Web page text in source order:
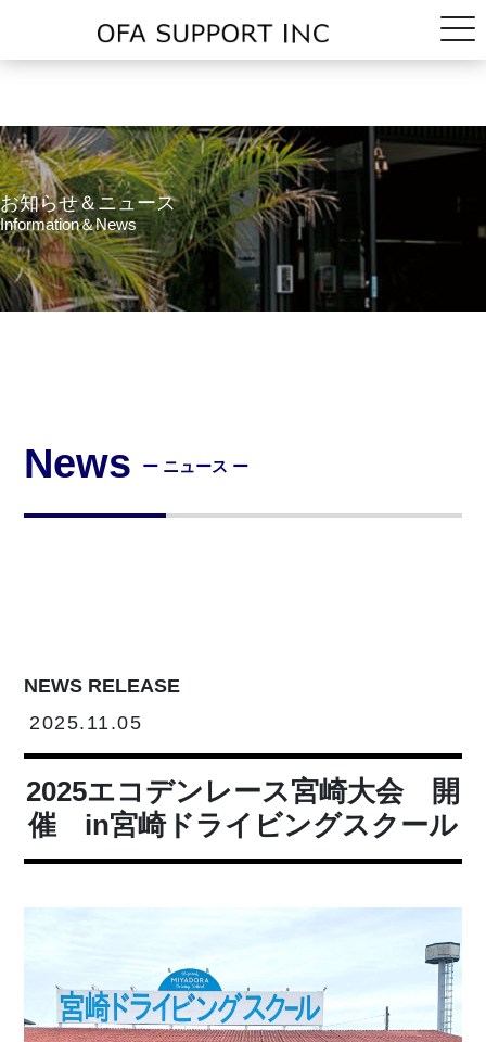
お知らせ＆ニュース
Information＆News
News ー ニュース ー
NEWS RELEASE
2025.11.05
2025エコデンレース宮崎大会 開
催 in宮崎ドライビングスクール